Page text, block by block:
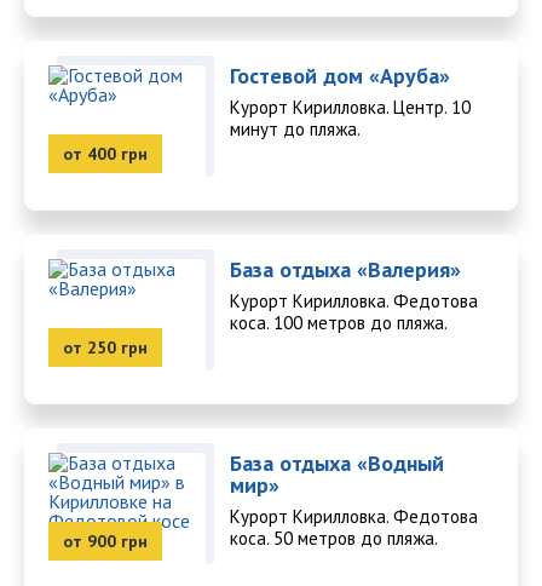
от 400 грн
Гостевой дом «Аруба»
Курорт Кирилловка. Центр. 10
минут до пляжа.
от 250 грн
База отдыха «Валерия»
Курорт Кирилловка. Федотова
коса. 100 метров до пляжа.
от 900 грн
База отдыха «Водный
мир»
Курорт Кирилловка. Федотова
коса. 50 метров до пляжа.